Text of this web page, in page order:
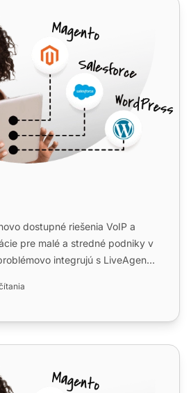
dostupné riešenia VoIP a
pre malé a stredné podniky v
integrujú s LiveAgent.